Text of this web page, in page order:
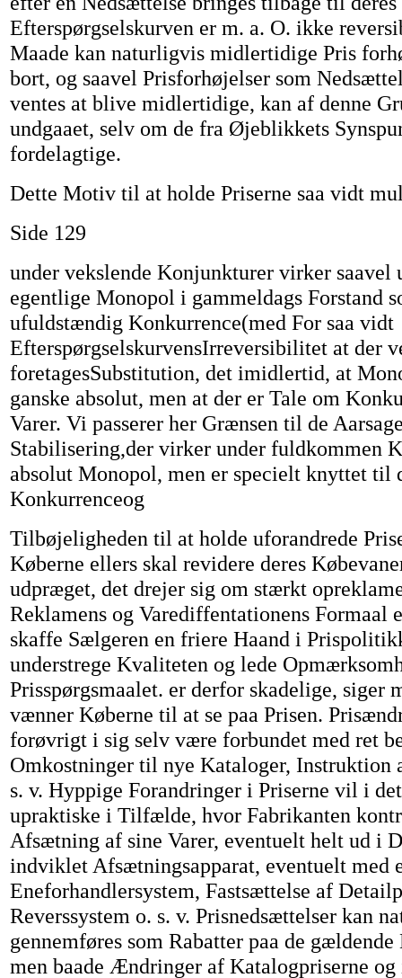
Efterspørgselskurven er m. a. O. ikke
Maade kan naturligvis midlertidige Pris
bort, og saavel Prisforhøjelser som
ventes at blive midlertidige, kan af denne
undgaaet, selv om de fra Øjeblikkets
fordelagtige.
Dette Motiv til at holde Priserne saa vidt
Side 129
under vekslende Konjunkturer virker saavel
egentlige Monopol i gammeldags Forstand
ufuldstændig Konkurrence(med For saa vidt
EfterspørgselskurvensIrreversibilitet at der
foretagesSubstitution, det imidlertid, at
ganske absolut, men at der er Tale om
Varer. Vi passerer her Grænsen til de
Stabilisering,der virker under fuldkommen
absolut Monopol, men er specielt knyttet til
Konkurrenceog
Tilbøjeligheden til at holde uforandrede
Køberne ellers skal revidere deres
udpræget, det drejer sig om stærkt
Reklamens og Varediffentationens Formaal
skaffe Sælgeren en friere Haand i
understrege Kvaliteten og lede
Prisspørgsmaalet. er derfor skadelige, siger
vænner Køberne til at se paa Prisen.
forøvrigt i sig selv være forbundet med ret
Omkostninger til nye Kataloger, Instruktion
s. v. Hyppige Forandringer i Priserne vil i
upraktiske i Tilfælde, hvor Fabrikanten
Afsætning af sine Varer, eventuelt helt ud i
indviklet Afsætningsapparat, eventuelt med
Eneforhandlersystem, Fastsættelse af
Reverssystem o. s. v. Prisnedsættelser kan
gennemføres som Rabatter paa de
men baade Ændringer af Katalogpriserne